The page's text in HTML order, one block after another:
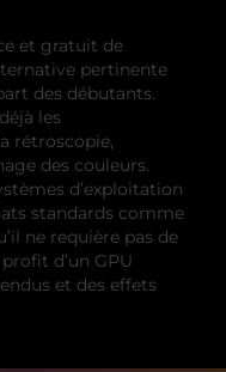
et gratuit de
pertinente
des débutants.
les
rétroscopie,
des couleurs.
d’exploitation
standards comme
ne requière pas de
d’un GPU
et des effets